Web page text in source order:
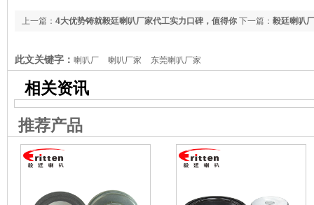
下一篇： 毅廷喇叭
上一篇： 4大优势铸就毅廷喇叭厂家代工实力口碑，值得你
此文关键字： 喇叭厂 喇叭厂家 东莞喇叭厂家
相关资讯
推荐产品